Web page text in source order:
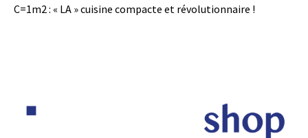
C=1m2 : « LA » cuisine compacte et révolutionnaire !